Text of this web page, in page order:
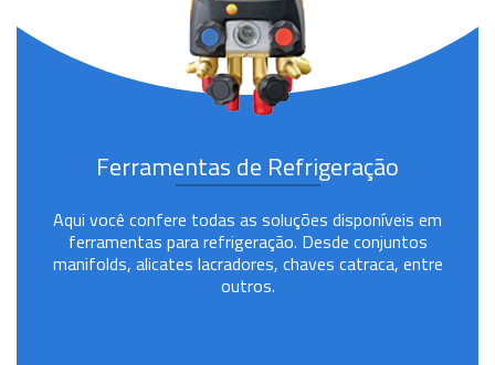
Ferramentas de Refrigeração
Aqui você confere todas as soluções disponíveis em
ferramentas para refrigeração. Desde conjuntos
manifolds, alicates lacradores, chaves catraca, entre
outros.